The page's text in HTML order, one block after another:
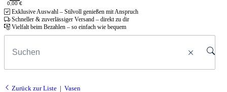
0,00 €
Exklusive Auswahl – Stilvoll genießen mit Anspruch
Schneller & zuverlässiger Versand – direkt zu dir
Vielfalt beim Bezahlen – so einfach wie bequem
Zurück zur Liste Vasen